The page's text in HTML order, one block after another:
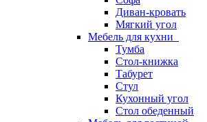
Диван-кровать
Мягкий угол
Мебель для кухни
Тумба
Стол-книжка
Табурет
Стул
Кухонный угол
Стол обеденный